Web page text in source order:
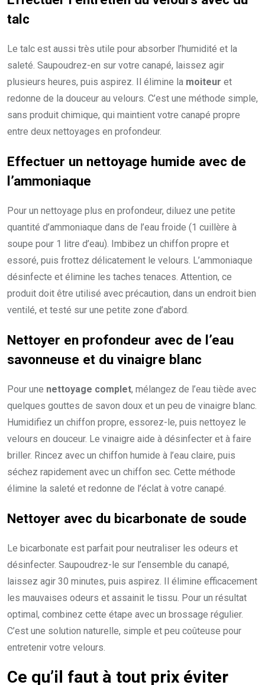
talc
Le talc est aussi très utile pour absorber l’humidité et la
saleté. Saupoudrez-en sur votre canapé, laissez agir
plusieurs heures, puis aspirez. Il élimine la moiteur et
redonne de la douceur au velours. C’est une méthode simple,
sans produit chimique, qui maintient votre canapé propre
entre deux nettoyages en profondeur.
Effectuer un nettoyage humide avec de
l’ammoniaque
Pour un nettoyage plus en profondeur, diluez une petite
quantité d’ammoniaque dans de l’eau froide (1 cuillère à
soupe pour 1 litre d’eau). Imbibez un chiffon propre et
essoré, puis frottez délicatement le velours. L’ammoniaque
désinfecte et élimine les taches tenaces. Attention, ce
produit doit être utilisé avec précaution, dans un endroit bien
ventilé, et testé sur une petite zone d’abord.
Nettoyer en profondeur avec de l’eau
savonneuse et du vinaigre blanc
Pour une nettoyage complet, mélangez de l’eau tiède avec
quelques gouttes de savon doux et un peu de vinaigre blanc.
Humidifiez un chiffon propre, essorez-le, puis nettoyez le
velours en douceur. Le vinaigre aide à désinfecter et à faire
briller. Rincez avec un chiffon humide à l’eau claire, puis
séchez rapidement avec un chiffon sec. Cette méthode
élimine la saleté et redonne de l’éclat à votre canapé.
Nettoyer avec du bicarbonate de soude
Le bicarbonate est parfait pour neutraliser les odeurs et
désinfecter. Saupoudrez-le sur l’ensemble du canapé,
laissez agir 30 minutes, puis aspirez. Il élimine efficacement
les mauvaises odeurs et assainit le tissu. Pour un résultat
optimal, combinez cette étape avec un brossage régulier.
C’est une solution naturelle, simple et peu coûteuse pour
entretenir votre velours.
Ce qu’il faut à tout prix éviter